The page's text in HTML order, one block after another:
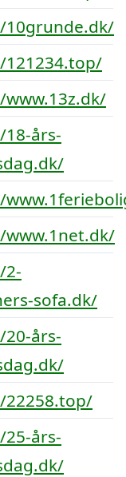
års-
2-
sofa.dk/
års-
års-